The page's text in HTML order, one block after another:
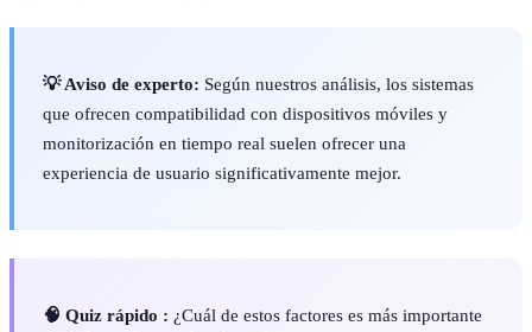
💡 Aviso de experto: Según nuestros análisis, los sistemas
que ofrecen compatibilidad con dispositivos móviles y
monitorización en tiempo real suelen ofrecer una
experiencia de usuario significativamente mejor.
🧠 Quiz rápido : ¿Cuál de estos factores es más importante